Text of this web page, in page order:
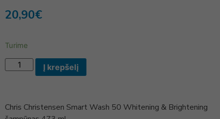
20,90€
Turime
Į krepšelį
Chris Christensen Smart Wash 50 Whitening & Brightening